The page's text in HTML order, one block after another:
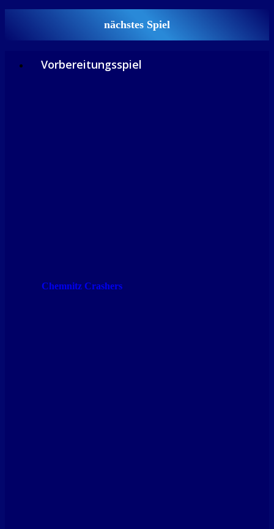
nächstes Spiel
Vorbereitungsspiel
Chemnitz Crashers